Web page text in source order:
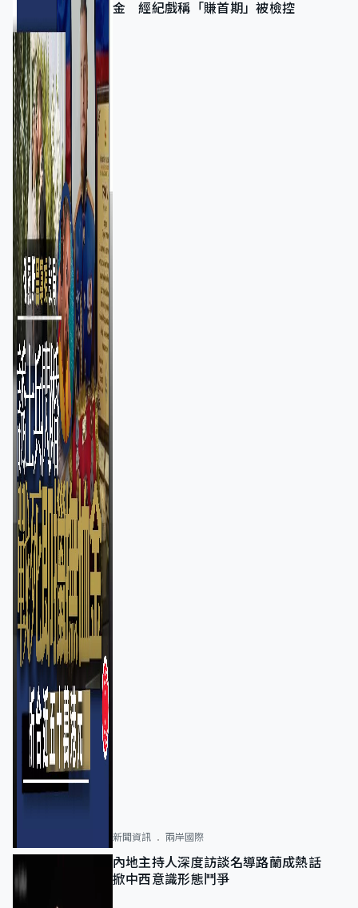
金 經紀戲稱「賺首期」被檢控
新聞資訊 兩岸國際
內地主持人深度訪談名導路蘭成熱話
掀中西意識形態鬥爭